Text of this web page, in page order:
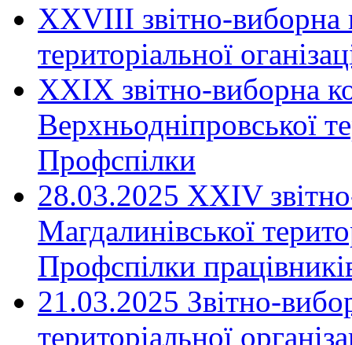
ХХVIII звітно-виборна
територіальної
XXIX звітно-виборна
Верхньодніпровської
Профспілки
28.03.2025 ХХІV
Магдалинівської
Профспілки
21.03.2025 Звітно-
територіальної